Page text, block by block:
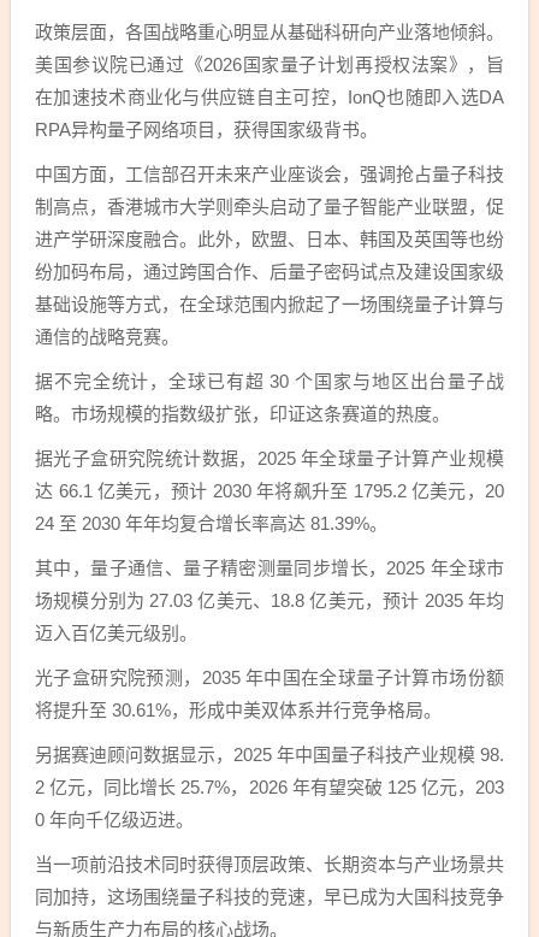
政策层面，各国战略重心明显从基础科研向产业落地倾斜。
美国参议院已通过《2026国家量子计划再授权法案》，旨
在加速技术商业化与供应链自主可控，IonQ也随即入选DA
RPA异构量子网络项目，获得国家级背书。
中国方面，工信部召开未来产业座谈会，强调抢占量子科技
制高点，香港城市大学则牵头启动了量子智能产业联盟，促
进产学研深度融合。此外，欧盟、日本、韩国及英国等也纷
纷加码布局，通过跨国合作、后量子密码试点及建设国家级
基础设施等方式，在全球范围内掀起了一场围绕量子计算与
通信的战略竞赛。
据不完全统计，全球已有超 30 个国家与地区出台量子战
略。市场规模的指数级扩张，印证这条赛道的热度。
据光子盒研究院统计数据，2025 年全球量子计算产业规模
达 66.1 亿美元，预计 2030 年将飙升至 1795.2 亿美元，20
24 至 2030 年年均复合增长率高达 81.39%。
其中，量子通信、量子精密测量同步增长，2025 年全球市
场规模分别为 27.03 亿美元、18.8 亿美元，预计 2035 年均
迈入百亿美元级别。
光子盒研究院预测，2035 年中国在全球量子计算市场份额
将提升至 30.61%，形成中美双体系并行竞争格局。
另据赛迪顾问数据显示，2025 年中国量子科技产业规模 98.
2 亿元，同比增长 25.7%，2026 年有望突破 125 亿元，203
0 年向千亿级迈进。
当一项前沿技术同时获得顶层政策、长期资本与产业场景共
同加持，这场围绕量子科技的竞速，早已成为大国科技竞争
与新质生产力布局的核心战场。